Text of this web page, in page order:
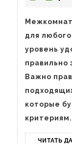
для
уровень
правильно
Важно
которые
ЧИТАТЬ